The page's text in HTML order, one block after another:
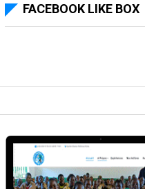
FACEBOOK LIKE BOX